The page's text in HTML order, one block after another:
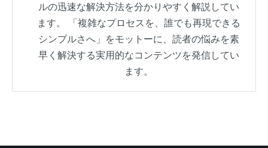
ルの迅速な解決方法を分かりやすく解説してい
ます。 「複雑なプロセスを、誰でも再現できる
シンプルさへ」をモットーに、読者の悩みを素
早く解決する実用的なコンテンツを発信してい
ます。